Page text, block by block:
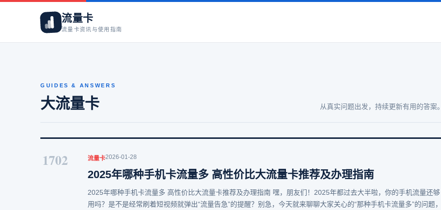
流量卡
流量卡资讯与使用指南
GUIDES & ANSWERS
大流量卡 从真实问题出发，持续更新有用的答案
1702 流量卡2026-01-28
2025年哪种手机卡流量多 高性价比大流量卡推荐及办理指南
2025年哪种手机卡流量多 高性价比大流量卡推荐及办理指南 嘿，朋友们！2025年都过去大半啦，你的手机流量还够
用吗？是不是经常刷着短视频就弹出“流量告急”的提醒？别急，今天就来聊聊大家关心的“那种手机卡流量多”的问题